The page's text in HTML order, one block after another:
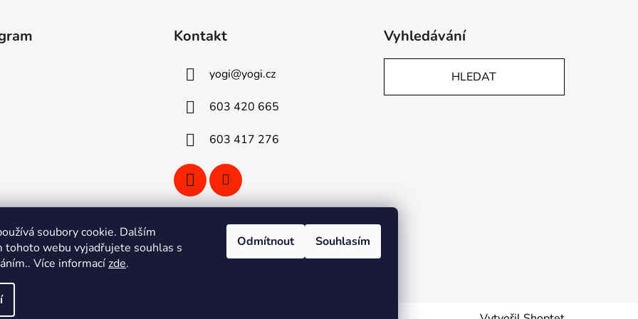
soubory cookie. Dalším
tohoto webu vyjadřujete souhlas s
Více informacízde.
Odmítnout Souhlasím
Sledovat na Instagramu
Kontakt
yogi@yogi.cz
603 420 665
603 417 276
Vyhledávání
HLEDAT